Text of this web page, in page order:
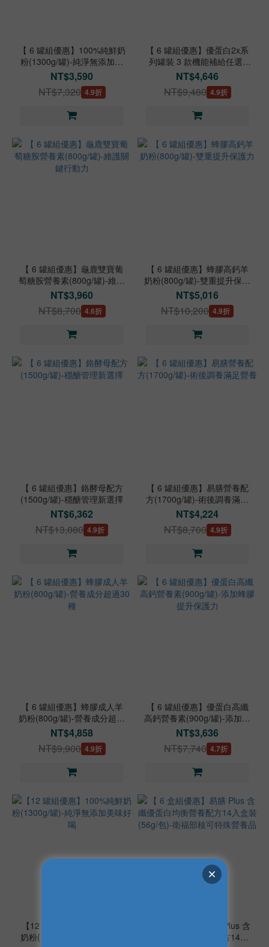
【 6 罐組優惠】100%純鮮奶
粉(1300g/罐)-純淨無添加美
味好喝
NT$3,590
NT$7,320 4.9折
【 6 罐組優惠】優蛋白2x系
列罐裝 3 款機能補給任選-
2x/好眠/關鍵
NT$4,646
NT$9,480 4.9折
【 6 罐組優惠】龜鹿雙寶葡
萄糖胺營養素(800g/罐)-維護
關鍵行動力
NT$3,960
NT$8,700 4.6折
【 6 罐組優惠】蜂膠高鈣羊
奶粉(800g/罐)-雙重提升保護
力
NT$5,016
NT$10,200 4.9折
【 6 罐組優惠】鉻酵母配方
(1500g/罐)-穩醣管理新選擇
NT$6,362
NT$13,080 4.9折
【 6 罐組優惠】易膳營養配
方(1700g/罐)-術後調養滿足
營養
NT$4,224
NT$8,700 4.9折
【 6 罐組優惠】蜂膠成人羊
奶粉(800g/罐)-營養成分超過
30種
NT$4,858
NT$9,900 4.9折
【 6 罐組優惠】優蛋白高纖
高鈣營養素(900g/罐)-添加蜂
膠提升保護力
NT$3,636
NT$7,740 4.7折
【12 罐組優惠】100%純鮮
奶粉(1300g/罐)-純淨無添加
【 6 盒組優惠】易膳 Plus 含
纖優蛋白均衡營養配方14入